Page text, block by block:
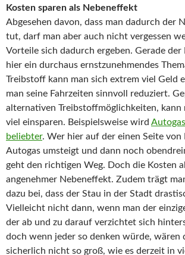
Kosten sparen als Nebeneffekt
Abgesehen davon, dass man dadurch der
tut, darf man aber auch nicht vergessen
Vorteile sich dadurch ergeben. Gerade
hier ein durchaus ernstzunehmendes
Treibstoff kann man sich extrem viel Geld
man seine Fahrzeiten sinnvoll reduziert.
alternativen Treibstoffmöglichkeiten, kann
viel einsparen. Beispielsweise wird
beliebter. Wer hier auf der einen Seite von
Autogas umsteigt und dann noch
geht den richtigen Weg. Doch die Kosten
angenehmer Nebeneffekt. Zudem trägt
dazu bei, dass der Stau in der Stadt
Vielleicht nicht dann, wenn man der
der ab und zu darauf verzichtet sich
doch wenn jeder so denken würde, wären
sicherlich nicht so groß, wie es derzeit in